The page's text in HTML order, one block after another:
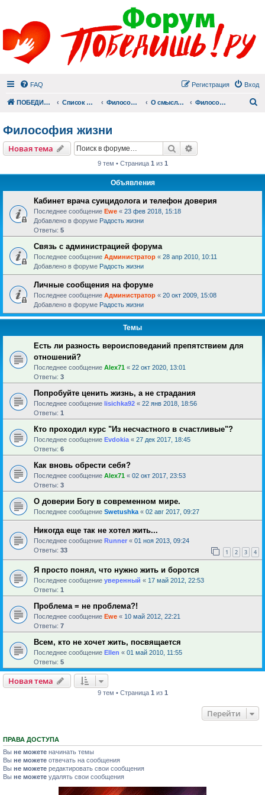
FAQ Вход
Регистрация
ПОБЕДИШЬ.РУ Список форумов Философский раздел О смысле смерти и смысле жизни Философия жизни
Философия жизни
Новая тема Поиск
9 тем • Страница 1 из 1
Объявления
Кабинет врача суицидолога и телефон доверия
Последнее сообщение Ewe « 23 фев 2018, 15:18
Добавлено в форуме Радость жизни
Ответы: 5
Связь с администрацией форума
Последнее сообщение Администратор « 28 апр 2010, 10:11
Добавлено в форуме Радость жизни
Личные сообщения на форуме
Последнее сообщение Администратор « 20 окт 2009, 15:08
Добавлено в форуме Радость жизни
Темы
Есть ли разность вероисповеданий препятствием для
отношений?
Последнее сообщение Alex71 « 22 окт 2020, 13:01
Ответы: 3
Попробуйте ценить жизнь, а не страдания
Последнее сообщение lisichka92 « 22 янв 2018, 18:56
Ответы: 1
Кто проходил курс "Из несчастного в счастливые"?
Последнее сообщение Evdokia « 27 дек 2017, 18:45
Ответы: 6
Как вновь обрести себя?
Последнее сообщение Alex71 « 02 окт 2017, 23:53
Ответы: 3
О доверии Богу в современном мире.
Последнее сообщение Swetushka « 02 авг 2017, 09:27
Никогда еще так не хотел жить...
Последнее сообщение Runner « 01 ноя 2013, 09:24
Ответы: 33 1 2 3 4
Я просто понял, что нужно жить и боротся
Последнее сообщение уверенный « 17 май 2012, 22:53
Ответы: 1
Проблема = не проблема?!
Последнее сообщение Ewe « 10 май 2012, 22:21
Ответы: 7
Всем, кто не хочет жить, посвящается
Последнее сообщение Ellen « 01 май 2010, 11:55
Ответы: 5
Новая тема
9 тем • Страница 1 из 1
Перейти
ПРАВА ДОСТУПА
Вы не можете начинать темы
Вы не можете отвечать на сообщения
Вы не можете редактировать свои сообщения
Вы не можете удалять свои сообщения